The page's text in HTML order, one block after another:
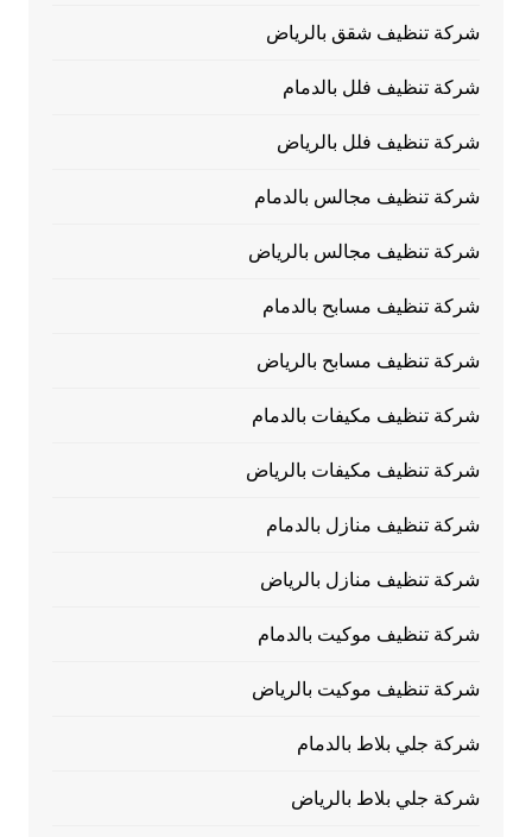
شركة تنظيف شقق بالرياض
شركة تنظيف فلل بالدمام
شركة تنظيف فلل بالرياض
شركة تنظيف مجالس بالدمام
شركة تنظيف مجالس بالرياض
شركة تنظيف مسابح بالدمام
شركة تنظيف مسابح بالرياض
شركة تنظيف مكيفات بالدمام
شركة تنظيف مكيفات بالرياض
شركة تنظيف منازل بالدمام
شركة تنظيف منازل بالرياض
شركة تنظيف موكيت بالدمام
شركة تنظيف موكيت بالرياض
شركة جلي بلاط بالدمام
شركة جلي بلاط بالرياض